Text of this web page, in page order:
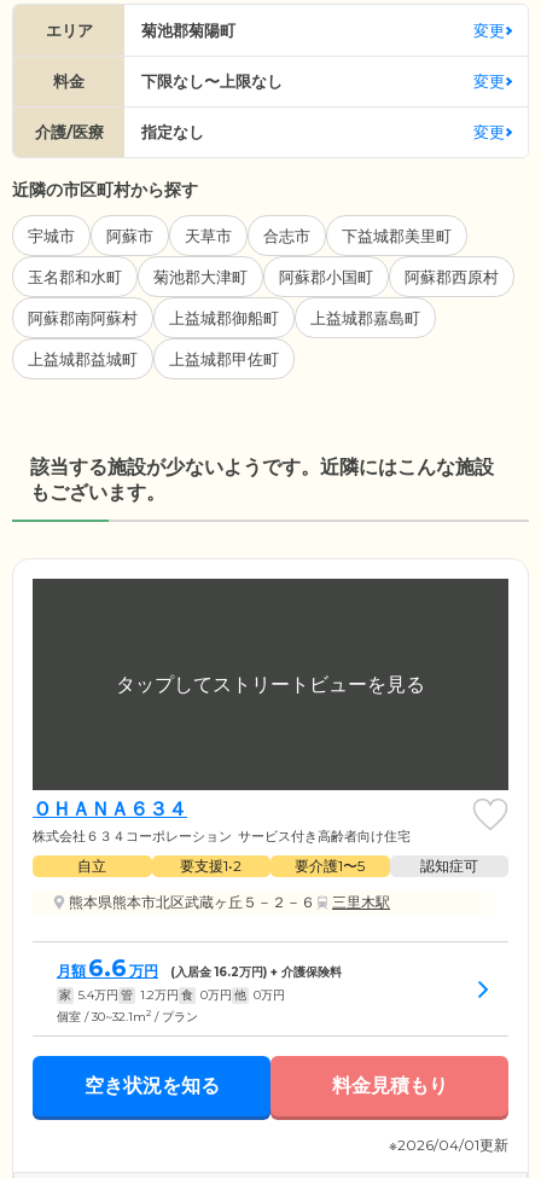
エリア 菊池郡菊陽町 変更
料金 下限なし〜上限なし 変更
介護/医療 指定なし 変更
近隣の市区町村から探す
宇城市 阿蘇市 天草市 合志市 下益城郡美里町
玉名郡和水町 菊池郡大津町 阿蘇郡小国町 阿蘇郡西原村
阿蘇郡南阿蘇村 上益城郡御船町 上益城郡嘉島町
上益城郡益城町 上益城郡甲佐町
該当する施設が少ないようです。近隣にはこんな施設
もございます。
ＯＨＡＮＡ６３４
株式会社６３４コーポレーション サービス付き高齢者向け住宅
自立 要支援1•2 要介護1〜5
認知症可
熊本県熊本市北区武蔵ヶ丘５－２－６
三里木駅
月額 6.6 万円 (入居金16.2万円) + 介護保険料
家 5.4万円 管 1.2万円 食 0万円 他 0万円
個室 / 30~32.1m2 / プラン
空き状況を知る 料金見積もり
※2026/04/01更新